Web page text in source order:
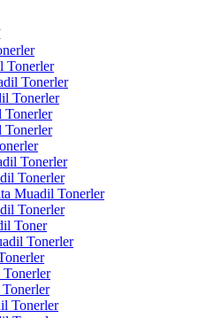
Tonerler
Tonerler
Tonerler
Tonerler
Tonerler
Tonerler
Tonerler
Muadil Tonerler
Tonerler
Toner
Tonerler
Tonerler